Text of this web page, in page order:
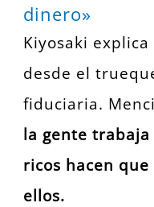
dinero»
Kiyosaki
desde el
fiduciaria.
la gente
ricos hacen
ellos.